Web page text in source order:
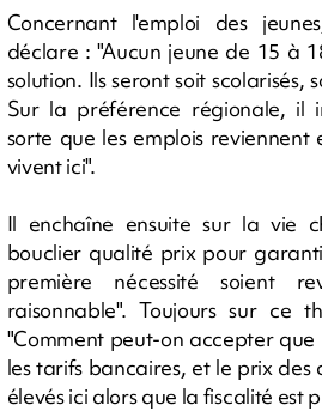
Concernant l'emploi des
déclare : "Aucun jeune de 15 à
solution. Ils seront soit scolarisés,
Sur la préférence régionale, il
sorte que les emplois
vivent ici".
Il enchaîne ensuite sur la vie
bouclier qualité prix pour
première nécessité soient
raisonnable". Toujours sur ce
"Comment peut-on accepter que
les tarifs bancaires, et le prix des
élevés ici alors que la fiscalité est